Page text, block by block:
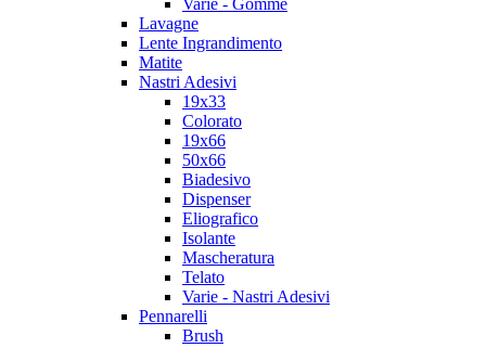
Varie - Gomme
Lavagne
Lente Ingrandimento
Matite
Nastri Adesivi
19x33
Colorato
19x66
50x66
Biadesivo
Dispenser
Eliografico
Isolante
Mascheratura
Telato
Varie - Nastri Adesivi
Pennarelli
Brush